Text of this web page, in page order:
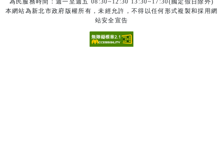
為民服務時間：週一至週五 08:30~12:30 13:30~17:30(國定假日除外)
本網站為新北市政府版權所有，未經允許，不得以任何形式複製和採用網
站安全宣告